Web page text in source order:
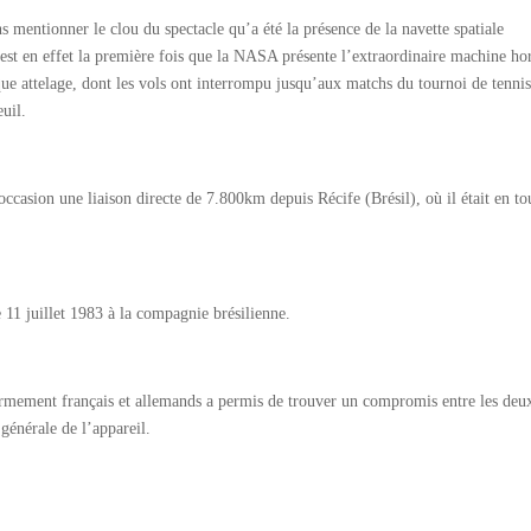
le clou du spectacle qu’a été la présence de la navette spatiale
en effet la première fois que la NASA présente l’extraordinaire machine
attelage, dont les vols ont interrompu jusqu’aux matchs du tournoi de
une liaison directe de 7.800km depuis Récife (Brésil), où il était en
juillet 1983 à la compagnie brésilienne.
français et allemands a permis de trouver un compromis entre les
de l’appareil.